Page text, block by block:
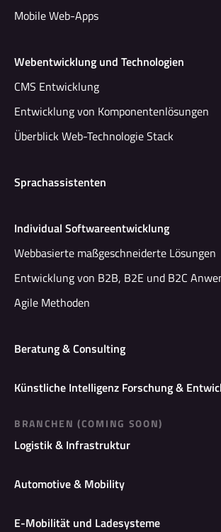
Mobile Web-Apps
Webentwicklung und Technologien
CMS Entwicklung
Entwicklung von Komponentenlösungen
Überblick Web-Technologie Stack
Sprachassistenten
Individual Softwareentwicklung
Webbasierte maßgeschneiderte Lösungen
Entwicklung von B2B, B2E und B2C
Agile Methoden
Beratung & Consulting
Künstliche Intelligenz Forschung &
BRANCHEN (COMING SOON)
Logistik & Infrastruktur
Automotive & Mobility
E-Mobilität und Ladesysteme